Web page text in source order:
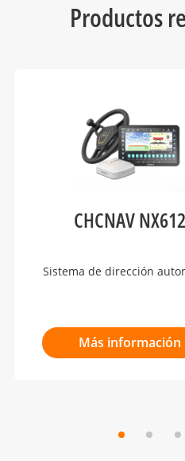
Productos
CHCNAV NX612
Sistema de dirección
Más información